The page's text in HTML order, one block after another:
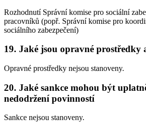
Rozhodnutí Správní komise pro sociální
pracovníků (popř. Správní komise pro
sociálního zabezpečení)
19. Jaké jsou opravné prostředky
Opravné prostředky nejsou stanoveny.
20. Jaké sankce mohou být
nedodržení povinností
Sankce nejsou stanoveny.